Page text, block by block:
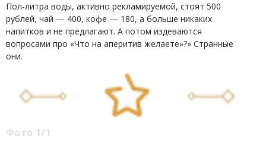
Пол-литра воды, активно рекламируемой, стоят 500
рублей, чай — 400, кофе — 180, а больше никаких
напитков и не предлагают. А потом издеваются
вопросами про «Что на аперитив желаете»?» Странные
они.
Фото 1/1